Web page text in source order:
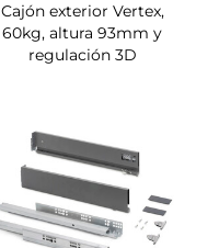
Cajón exterior Vertex,
60kg, altura 93mm y
regulación 3D